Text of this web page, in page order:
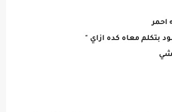
احمر
بتكلم معاه كده ازاي "